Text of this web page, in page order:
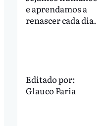
e aprendamos a
renascer cada dia.
Editado por:
Glauco Faria